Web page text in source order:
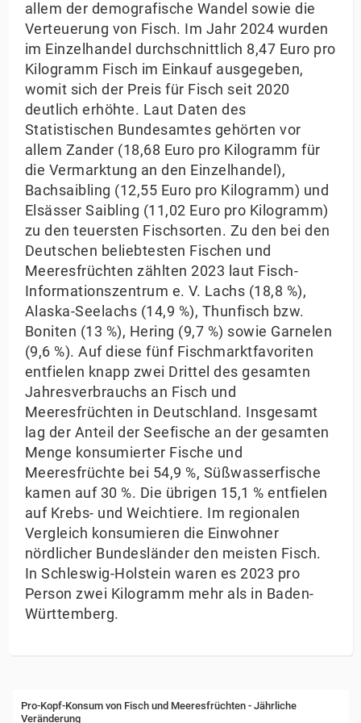
allem der demografische Wandel sowie die
Verteuerung von Fisch. Im Jahr 2024 wurden
im Einzelhandel durchschnittlich 8,47 Euro pro
Kilogramm Fisch im Einkauf ausgegeben,
womit sich der Preis für Fisch seit 2020
deutlich erhöhte. Laut Daten des
Statistischen Bundesamtes gehörten vor
allem Zander (18,68 Euro pro Kilogramm für
die Vermarktung an den Einzelhandel),
Bachsaibling (12,55 Euro pro Kilogramm) und
Elsässer Saibling (11,02 Euro pro Kilogramm)
zu den teuersten Fischsorten. Zu den bei den
Deutschen beliebtesten Fischen und
Meeresfrüchten zählten 2023 laut Fisch-
Informationszentrum e. V. Lachs (18,8 %),
Alaska-Seelachs (14,9 %), Thunfisch bzw.
Boniten (13 %), Hering (9,7 %) sowie Garnelen
(9,6 %). Auf diese fünf Fischmarktfavoriten
entfielen knapp zwei Drittel des gesamten
Jahresverbrauchs an Fisch und
Meeresfrüchten in Deutschland. Insgesamt
lag der Anteil der Seefische an der gesamten
Menge konsumierter Fische und
Meeresfrüchte bei 54,9 %, Süßwasserfische
kamen auf 30 %. Die übrigen 15,1 % entfielen
auf Krebs- und Weichtiere. Im regionalen
Vergleich konsumieren die Einwohner
nördlicher Bundesländer den meisten Fisch.
In Schleswig-Holstein waren es 2023 pro
Person zwei Kilogramm mehr als in Baden-
Württemberg.
Pro-Kopf-Konsum von Fisch und Meeresfrüchten
Pro-Kopf-Konsum von Fisch und Meeresfrüchten - Jährliche
Veränderung